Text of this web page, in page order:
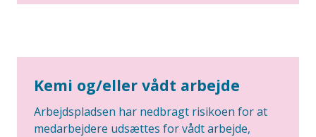
Kemi og/eller vådt arbejde
Arbejdspladsen har nedbragt risikoen for at
medarbejdere udsættes for vådt arbejde,